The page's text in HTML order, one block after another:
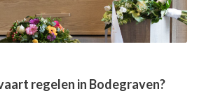
regelen in Bodegraven?